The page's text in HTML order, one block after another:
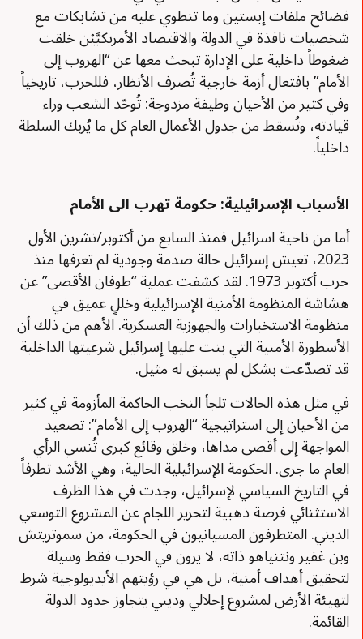
فضائح ملفات إبستين وما تنطوي عليه من تشابكات مع
شخصيات نافذة في الدولة والاقتصاد الأمريكيَّيْن خلقت
ضغوطاً داخلية على الإدارة تبحث معها عن “الهروب إلى
الأمام” بافتعال أزمة خارجية تُصرف الأنظار، فللحرب، تاريخياً
وفي كثير من الأحيان وظيفة مزدوجة: تُوحّد الشعب وراء
قيادته، وتُسقط من جدول الأعمال العام كل ما يُربك السلطة
داخلياً.
الأسباب الإسرائيلية: حكومة تهرب الى الأمام
أما من ناحية اسرائيل فمنذ السابع من أكتوبر/تشرين الأول
2023، تعيش إسرائيل حالة صدمة وجودية لم تعرفها منذ
حرب أكتوبر 1973. لقد كشفت عملية “طوفان الأقصى” عن
هشاشة المنظومة الأمنية الإسرائيلية وخللٍ عميق في
منظومة الاستخبارات والجهوزية العسكرية. الأهم من ذلك أن
الأسطورة الأمنية التي بنت عليها إسرائيل شرعيتها الداخلية
قد تصدّعت بشكل لم يسبق له مثيل.
في مثل هذه الحالات تلجأ النخب الحاكمة المأزومة في كثير
من الأحيان إلى استراتيجية “الهروب إلى الأمام”: تصعيد
المواجهة إلى أقصى مداها، وخلق وقائع كبرى تُنسي الرأي
العام ما جرى. الحكومة الإسرائيلية الحالية، وهي الأشد تطرفاً
في التاريخ السياسي لإسرائيل، وجدت في هذا الظرف
الاستثنائي فرصة ذهبية لتحرير اللجام عن المشروع التوسعي
الديني. المتطرفون المسيانيون في الحكومة، من سموتريتش
وبن غفير ونتنياهو ذاته، لا يرون في الحرب فقط وسيلة
لتحقيق أهداف أمنية، بل هي في رؤيتهم الأيديولوجية شرط
لتهيئة الأرض لمشروع إحلالي وديني يتجاوز حدود الدولة
القائمة.